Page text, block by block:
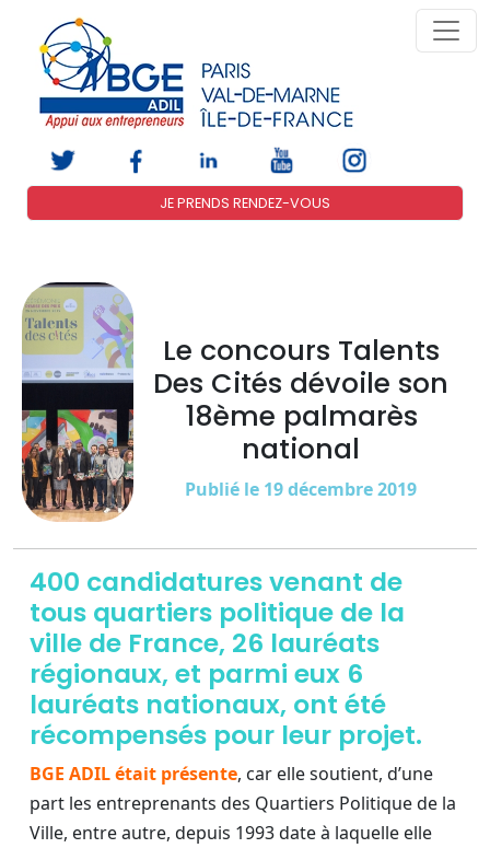
JE PRENDS RENDEZ-VOUS
Le concours Talents
Des Cités dévoile son
18ème palmarès
national
Publié le 19 décembre 2019
400 candidatures venant de
tous quartiers politique de la
ville de France, 26 lauréats
régionaux, et parmi eux 6
lauréats nationaux, ont été
récompensés pour leur projet.
BGE ADIL était présente, car elle soutient, d’une
part les entreprenants des Quartiers Politique de la
Ville, entre autre, depuis 1993 date à laquelle elle